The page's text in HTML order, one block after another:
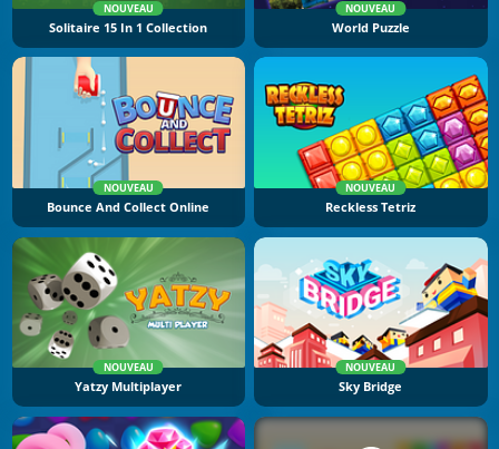
NOUVEAU
Solitaire 15 In 1 Collection
NOUVEAU
World Puzzle
NOUVEAU
Bounce And Collect Online
NOUVEAU
Reckless Tetriz
NOUVEAU
Yatzy Multiplayer
NOUVEAU
Sky Bridge